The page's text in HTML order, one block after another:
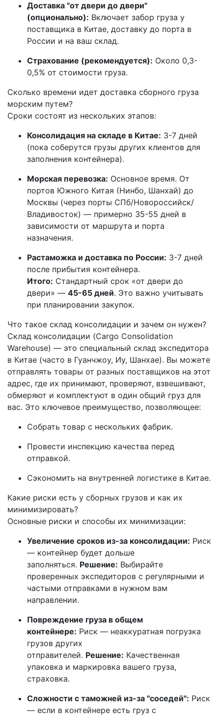
Доставка "от двери до двери"
(опционально): Включает забор груза у
поставщика в Китае, доставку до порта в
России и на ваш склад.
Страхование (рекомендуется): Около 0,3-
0,5% от стоимости груза.
Сколько времени идет доставка сборного груза
морским путем?
Сроки состоят из нескольких этапов:
Консолидация на складе в Китае: 3-7 дней
(пока соберутся грузы других клиентов для
заполнения контейнера).
Морская перевозка: Основное время. От
портов Южного Китая (Нинбо, Шанхай) до
Москвы (через порты СПб/Новороссийск/
Владивосток) — примерно 35-55 дней в
зависимости от маршрута и порта
назначения.
Растаможка и доставка по России: 3-7 дней
после прибытия контейнера.
Итого: Стандартный срок «от двери до
двери» — 45-65 дней. Это важно учитывать
при планировании закупок.
Что такое склад консолидации и зачем он нужен?
Склад консолидации (Cargo Consolidation
Warehouse) — это специальный склад экспедитора
в Китае (часто в Гуанчжоу, Иу, Шанхае). Вы можете
отправлять товары от разных поставщиков на этот
адрес, где их принимают, проверяют, взвешивают,
обмеряют и комплектуют в один общий груз для
вас. Это ключевое преимущество, позволяющее:
Собрать товар с нескольких фабрик.
Провести инспекцию качества перед
отправкой.
Сэкономить на внутренней логистике в Китае.
Какие риски есть у сборных грузов и как их
минимизировать?
Основные риски и способы их минимизации:
Увеличение сроков из-за консолидации: Риск
— контейнер будет дольше
заполняться. Решение: Выбирайте
проверенных экспедиторов с регулярными и
частыми отправками в нужном вам
направлении.
Повреждение груза в общем
контейнере: Риск — неаккуратная погрузка
грузов других
отправителей. Решение: Качественная
упаковка и маркировка вашего груза,
страховка.
Сложности с таможней из-за "соседей": Риск
— если в контейнере есть груз с